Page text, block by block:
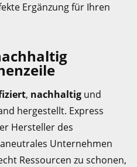
Ergänzung für Ihren
, nachhaltig und
hergestellt. Express
Hersteller des
Unternehmen
Ressourcen zu schonen,